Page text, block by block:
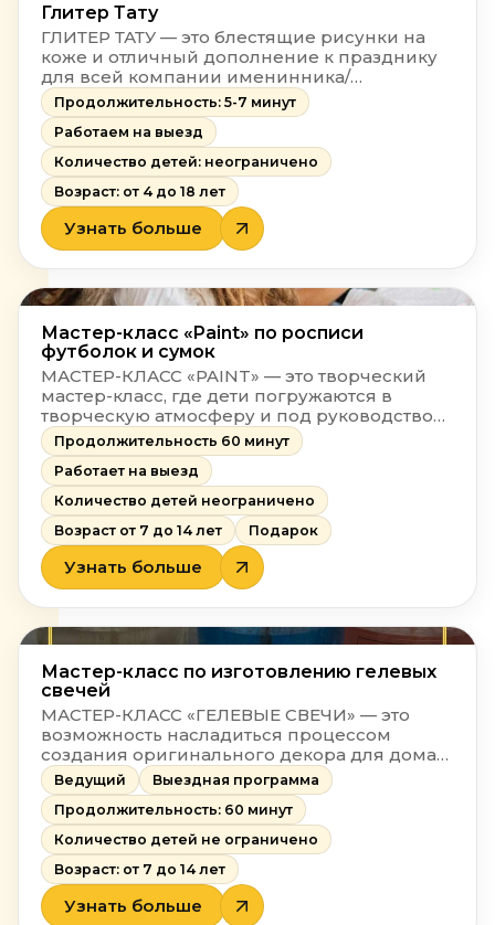
Глитер Тату
ГЛИТЕР ТАТУ — это блестящие рисунки на
коже и отличный дополнение к празднику
для всей компании именинника/
именинницы.
Продолжительность: 5-7 минут
Работаем на выезд
Количество детей: неограничено
Возраст: от 4 до 18 лет
Узнать больше
Мастер-класс «Paint» по росписи
футболок и сумок
МАСТЕР-КЛАСС «PAINT» — это творческий
мастер-класс, где дети погружаются в
творческую атмосферу и под руководством
художника расписывают футболки
специальными светящимися в
ультрафиолете люминесцентными
красками по ткани.
Продолжительность 60 минут
Работает на выезд
Количество детей неограничено
Возраст от 7 до 14 лет
Подарок
Узнать больше
Мастер-класс по изготовлению гелевых
свечей
МАСТЕР-КЛАСС «ГЕЛЕВЫЕ СВЕЧИ» — это
возможность насладиться процессом
создания оригинального декора для дома
своими руками.
Ведущий
Выездная программа
Продолжительность: 60 минут
Количество детей не ограничено
Возраст: от 7 до 14 лет
Узнать больше